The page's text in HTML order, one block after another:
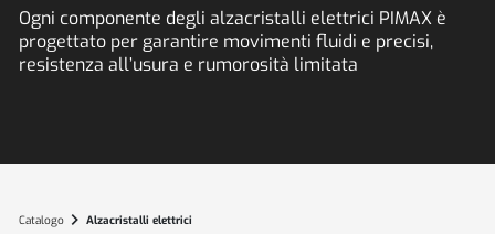
Ogni componente degli alzacristalli elettrici PIMAX è
progettato per garantire movimenti fluidi e precisi,
resistenza all’usura e rumorosità limitata
Catalogo chevron_right Alzacristalli elettrici